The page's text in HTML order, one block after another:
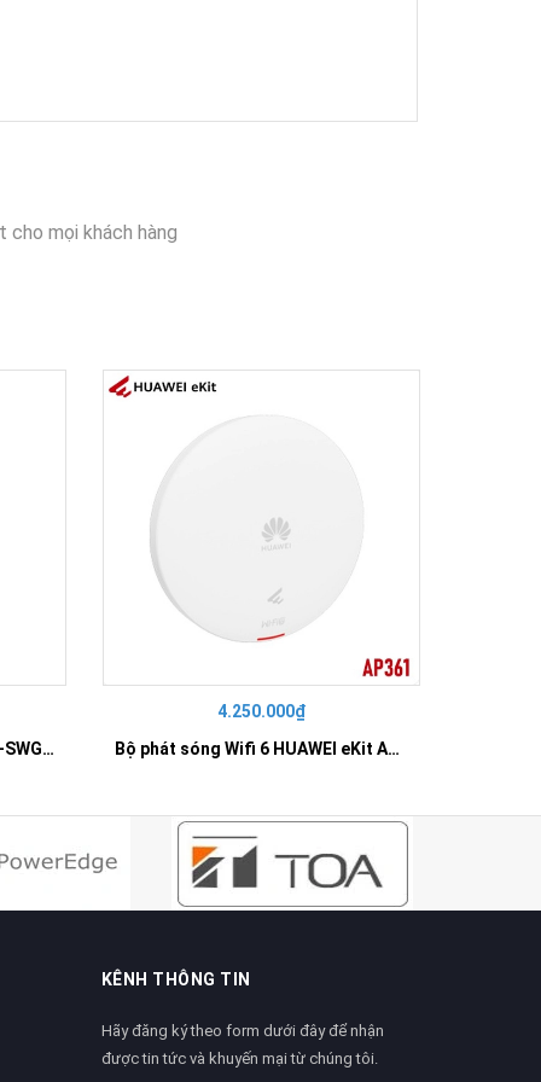
cho mọi khách hàng
SWITCH 16 PORT GIGABIT HR-SWG00160
4.250.000₫
Bộ phát sóng Wifi 6 HUAWEI eKit AP361
KÊNH THÔNG TIN
Hãy đăng ký theo form dưới đây để nhận
được tin tức và khuyến mại từ chúng tôi.